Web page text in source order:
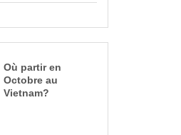
Où partir en
Octobre au
Vietnam?